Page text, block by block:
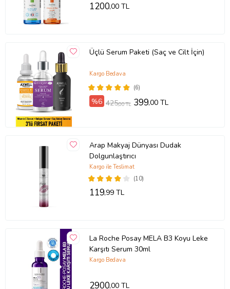
1200,00 TL
Üçlü Serum Paketi (Saç ve Cilt İçin)
(6)
Kargo Bedava
%6 425,00 TL 399,00 TL
Arap Makyaj Dünyası Dudak
Dolgunlaştırıcı
(10)
Kargo ile Teslimat
119,99 TL
La Roche Posay MELA B3 Koyu Leke
Karşıtı Serum 30ml
Kargo Bedava
2900,00 TL